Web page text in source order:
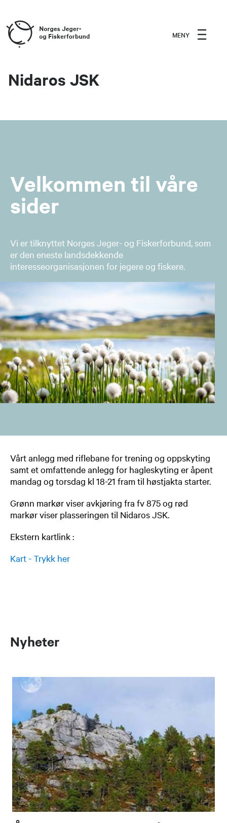
MENY
Nidaros JSK
Velkommen til våre
sider
Vi er tilknyttet Norges Jeger- og Fiskerforbund, som
er den eneste landsdekkende
interesseorganisasjonen for jegere og fiskere.
Vårt anlegg med riflebane for trening og oppskyting
samt et omfattende anlegg for hagleskyting er åpent
mandag og torsdag kl 18-21 fram til høstjakta starter.
​Grønn markør viser avkjøring fra fv 875 og rød
markør viser plasseringen til Nidaros JSK.
Ekstern kart​link :
Kart - Trykk her​
Nyheter